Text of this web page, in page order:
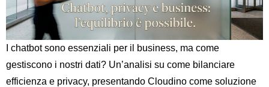
I chatbot sono essenziali per il business, ma come
gestiscono i nostri dati? Un’analisi su come bilanciare
efficienza e privacy, presentando Cloudino come soluzione